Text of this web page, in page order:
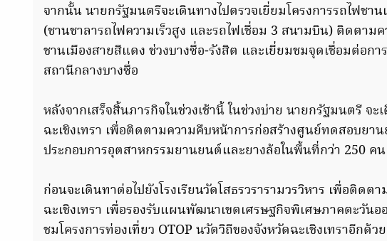
จากนั้น นายกรัฐมนตรีจะเดินทางไปตรวจเยี่ยมโครงการรถไฟชา
(ชานชาลารถไฟความเร็วสูง และรถไฟเชื่อม 3 สนามบิน) ติดตาม
ชานเมืองสายสีแดง ช่วงบางซื่อ-รังสิต และเยี่ยมชมจุดเชื่อมต่อกา
สถานีกลางบางซื่อ
หลังจากเสร็จสิ้นภารกิจในช่วงเช้านี้ ในช่วงบ่าย นายกรัฐมนตรี จะ
ฉะเชิงเทรา เพื่อติดตามความคืบหน้าการก่อสร้างศูนย์ทดสอบย
ประกอบการอุตสาหกรรมยานยนต์และยางล้อในพื้นที่กว่า 250 ค
ก่อนจะเดินทาต่อไปยังโรงเรียนวัดโสธรวรารามวรวิหาร เพื่อติดต
ฉะเชิงเทรา เพื่อรองรับแผนพัฒนาเขตเศรษฐกิจพิเศษภาคตะวัน
ชมโครงการท่องเที่ยว OTOP นวัตวิถีของจังหวัดฉะเชิงเทราอีกด้วย